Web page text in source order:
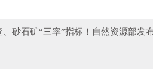
砂石矿“三率”指标！自然资源部发